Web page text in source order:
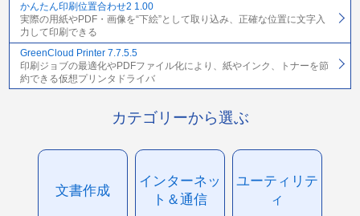
かんたん印刷位置合わせ2 1.00
実際の用紙やPDF・画像を“下絵”として取り込み、正確な位置に文字入
力して印刷できる
GreenCloud Printer 7.7.5.5
印刷ジョブの最適化やPDFファイル化により、紙やインク、トナーを節
約できる仮想プリンタドライバ
カテゴリーから選ぶ
文書作成
インターネッ
ト＆通信
ユーティリテ
ィ